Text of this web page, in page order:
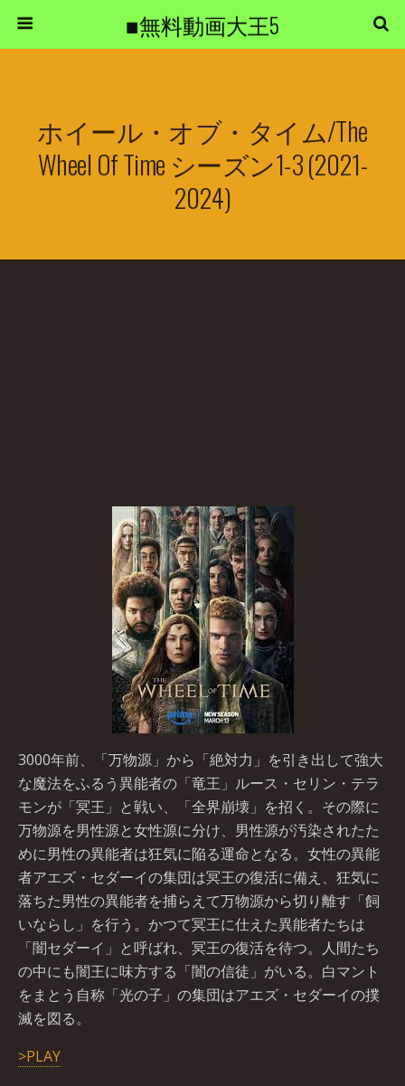
■無料動画大王5
ホイール・オブ・タイム/The
Wheel Of Time シーズン1-3 (2021-
2024)
3000年前、「万物源」から「絶対力」を引き出して強大
な魔法をふるう異能者の「竜王」ルース・セリン・テラ
モンが「冥王」と戦い、「全界崩壊」を招く。その際に
万物源を男性源と女性源に分け、男性源が汚染されたた
めに男性の異能者は狂気に陥る運命となる。女性の異能
者アエズ・セダーイの集団は冥王の復活に備え、狂気に
落ちた男性の異能者を捕らえて万物源から切り離す「飼
いならし」を行う。かつて冥王に仕えた異能者たちは
「闇セダーイ」と呼ばれ、冥王の復活を待つ。人間たち
の中にも闇王に味方する「闇の信徒」がいる。白マント
をまとう自称「光の子」の集団はアエズ・セダーイの撲
滅を図る。
>PLAY